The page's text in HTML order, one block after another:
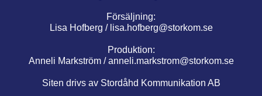
Försäljning:
Lisa Hofberg / lisa.hofberg@storkom.se
Produktion:
Anneli Markström /anneli.markstrom@storkom.se
Siten drivs av Stordåhd Kommunikation AB